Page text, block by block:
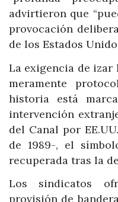
advirtieron que
provocación
de los Estados
La exigencia de izar
meramente
historia está
intervención
del Canal por
de 1989-, el
recuperada tras la
Los sindicatos
provisión de